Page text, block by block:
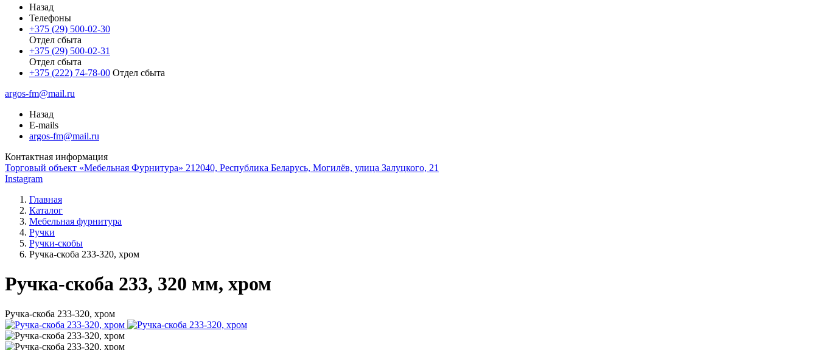
Назад
Телефоны
+375 (29) 500-02-30
Отдел сбыта
+375 (29) 500-02-31
Отдел сбыта
+375 (222) 74-78-00 Отдел сбыта
argos-fm@mail.ru
Назад
E-mails
argos-fm@mail.ru
Контактная информация
Торговый объект «Мебельная Фурнитура» 212040, Республика Беларусь, Могилёв, улица Залуцкого, 21
Instagram
Главная
Каталог
Мебельная фурнитура
Ручки
Ручки-скобы
Ручка-скоба 233-320, хром
Ручка-скоба 233, 320 мм, хром
Ручка-скоба 233-320, хром